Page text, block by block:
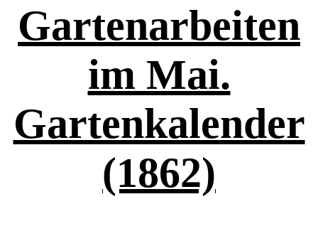
Gartenarbeiten
im Mai.
Gartenkalender
(1862)